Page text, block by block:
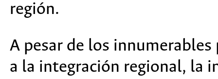
región.
A pesar de los
a la integración regional, la